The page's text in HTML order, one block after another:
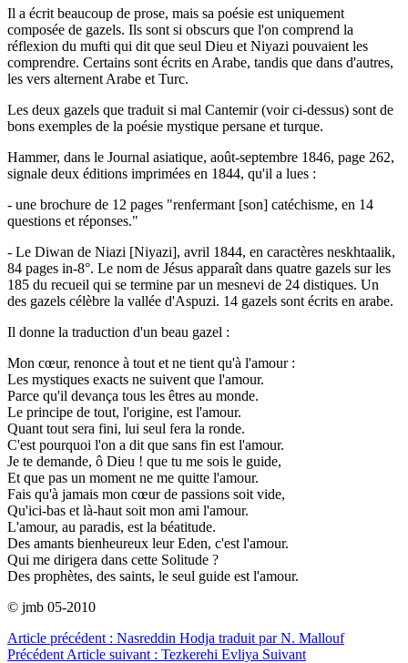
Il a écrit beaucoup de prose, mais sa poésie est uniquement
composée de gazels. Ils sont si obscurs que l'on comprend la
réflexion du mufti qui dit que seul Dieu et Niyazi pouvaient les
comprendre. Certains sont écrits en Arabe, tandis que dans d'autres,
les vers alternent Arabe et Turc.
Les deux gazels que traduit si mal Cantemir (voir ci-dessus) sont de
bons exemples de la poésie mystique persane et turque.
Hammer, dans le Journal asiatique, août-septembre 1846, page 262,
signale deux éditions imprimées en 1844, qu'il a lues :
- une brochure de 12 pages "renfermant [son] catéchisme, en 14
questions et réponses."
- Le Diwan de Niazi [Niyazi], avril 1844, en caractères neskhtaalik,
84 pages in-8°. Le nom de Jésus apparaît dans quatre gazels sur les
185 du recueil qui se termine par un mesnevi de 24 distiques. Un
des gazels célèbre la vallée d'Aspuzi. 14 gazels sont écrits en arabe.
Il donne la traduction d'un beau gazel :
Mon cœur, renonce à tout et ne tient qu'à l'amour :
Les mystiques exacts ne suivent que l'amour.
Parce qu'il devança tous les êtres au monde.
Le principe de tout, l'origine, est l'amour.
Quant tout sera fini, lui seul fera la ronde.
C'est pourquoi l'on a dit que sans fin est l'amour.
Je te demande, ô Dieu ! que tu me sois le guide,
Et que pas un moment ne me quitte l'amour.
Fais qu'à jamais mon cœur de passions soit vide,
Qu'ici-bas et là-haut soit mon ami l'amour.
L'amour, au paradis, est la béatitude.
Des amants bienheureux leur Eden, c'est l'amour.
Qui me dirigera dans cette Solitude ?
Des prophètes, des saints, le seul guide est l'amour.
© jmb 05-2010
Article précédent : Nasreddin Hodja traduit par N. Mallouf
Précédent Article suivant : Tezkerehi Evliya Suivant